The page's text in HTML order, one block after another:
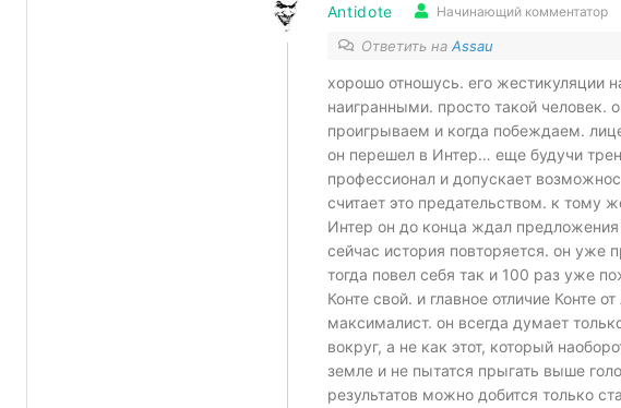
Antidote Начинающий комментатор
Ответить на Assau
хорошо отношусь. его жестикуляции
наигранными. просто такой человек.
проигрываем и когда побеждаем.
он перешел в Интер… еще будучи
профессионал и допускает
считает это предательством. к тому
Интер он до конца ждал
сейчас история повторяется. он уже
тогда повел себя так и 100 раз уже
Конте свой. и главное отличие Конте
максималист. он всегда думает
вокруг, а не как этот, который
земле и не пытатся прыгать выше
результатов можно добится только